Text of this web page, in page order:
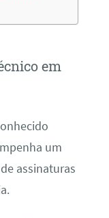
em
um
assinaturas